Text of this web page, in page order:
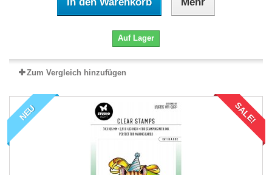
Auf Lager
Zum Vergleich hinzufügen
NEU SALE!